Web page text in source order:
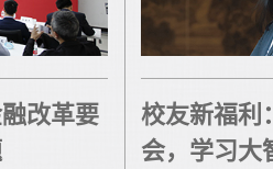
改革要
校友新福利
会，学习大